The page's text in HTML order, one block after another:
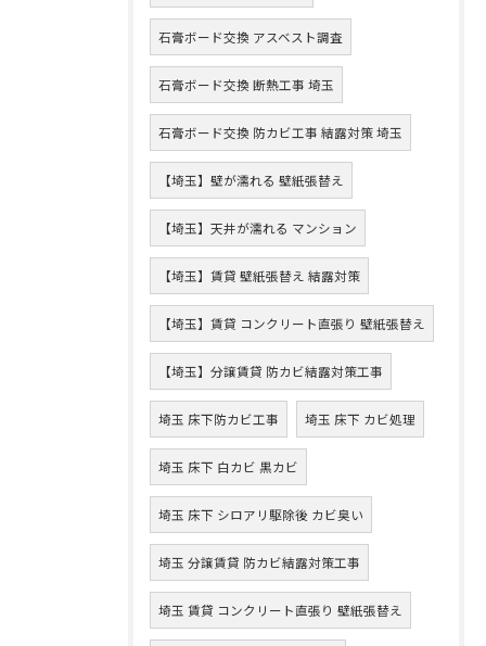
石膏ボード交換 アスベスト調査
石膏ボード交換 断熱工事 埼玉
石膏ボード交換 防カビ工事 結露対策 埼玉
【埼玉】壁が濡れる 壁紙張替え
【埼玉】天井が濡れる マンション
【埼玉】賃貸 壁紙張替え 結露対策
【埼玉】賃貸 コンクリート直張り 壁紙張替え
【埼玉】分譲賃貸 防カビ結露対策工事
埼玉 床下防カビ工事 埼玉 床下 カビ処理
埼玉 床下 白カビ 黒カビ
埼玉 床下 シロアリ駆除後 カビ臭い
埼玉 分譲賃貸 防カビ結露対策工事
埼玉 賃貸 コンクリート直張り 壁紙張替え